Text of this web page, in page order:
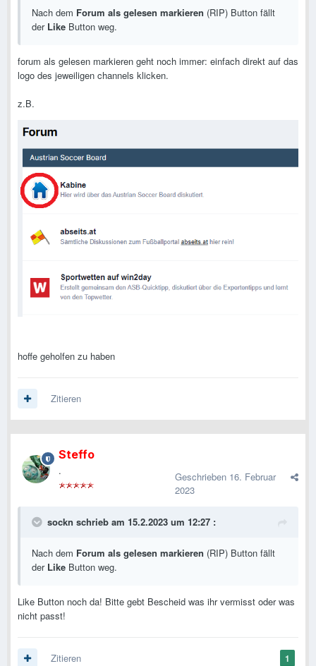
Nach dem Forum als gelesen markieren (RIP) Button fällt
der Like Button weg.
forum als gelesen markieren geht noch immer: einfach direkt auf das
logo des jeweiligen channels klicken.
z.B.
hoffe geholfen zu haben
Zitieren
Steffo
. Geschrieben 16. Februar
2023
sockn schrieb am 15.2.2023 um 12:27 :
Nach dem Forum als gelesen markieren (RIP) Button fällt
der Like Button weg.
Like Button noch da! Bitte gebt Bescheid was ihr vermisst oder was
nicht passt!
1
Zitieren